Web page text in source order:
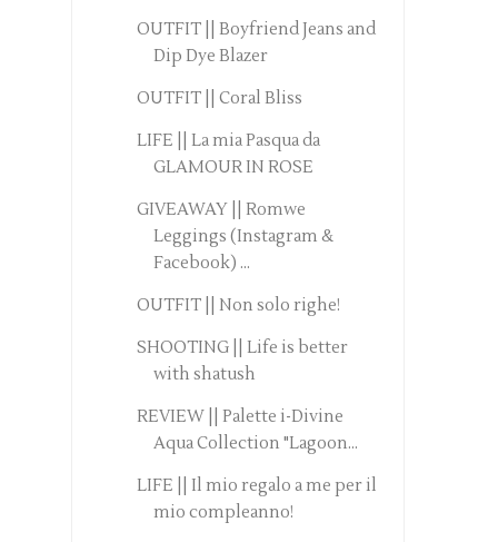
OUTFIT || Boyfriend Jeans and
Dip Dye Blazer
OUTFIT || Coral Bliss
LIFE || La mia Pasqua da
GLAMOUR IN ROSE
GIVEAWAY || Romwe
Leggings (Instagram &
Facebook) ...
OUTFIT || Non solo righe!
SHOOTING || Life is better
with shatush
REVIEW || Palette i-Divine
Aqua Collection "Lagoon...
LIFE || Il mio regalo a me per il
mio compleanno!